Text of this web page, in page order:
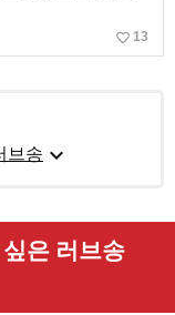
favorite_border 13
브송 expand_more
은 러브송